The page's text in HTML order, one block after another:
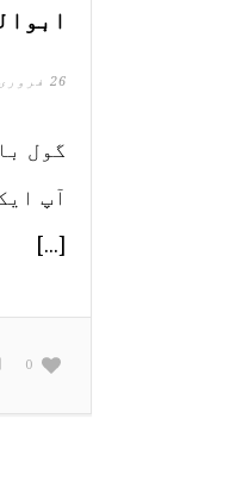
26 فروری, 2026
گول
آپ
[...]
0